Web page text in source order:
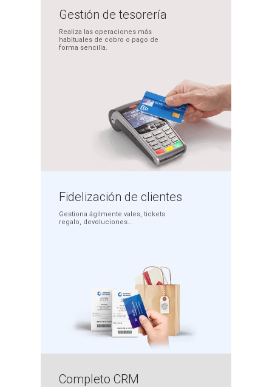
Gestión de tesorería
Realiza las operaciones más
habituales de cobro o pago de
forma sencilla.
Fidelizaciónde clientes
Gestiona ágilmente vales, tickets
regalo, devoluciones...
CompletoCRM